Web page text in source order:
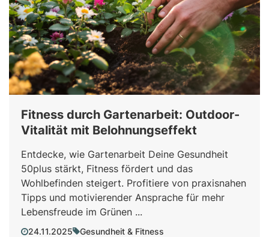
Fitness durch Gartenarbeit: Outdoor-
Vitalität mit Belohnungseffekt
Entdecke, wie Gartenarbeit Deine Gesundheit
50plus stärkt, Fitness fördert und das
Wohlbefinden steigert. Profitiere von praxisnahen
Tipps und motivierender Ansprache für mehr
Lebensfreude im Grünen ...
24.11.2025 Gesundheit & Fitness